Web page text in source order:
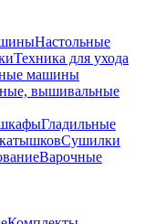
Настольные
Техника для ухода
машины
вышивальные
Гладильные
Сушилки
Варочные